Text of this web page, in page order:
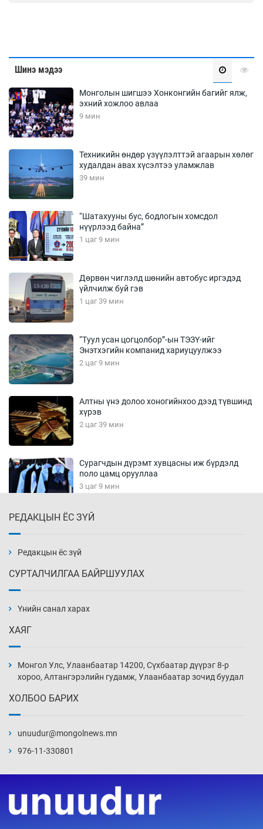
Шинэ мэдээ
Монголын шигшээ Хонконгийн багийг ялж,
эхний хожлоо авлаа
9 мин
Техникийн өндөр үзүүлэлттэй агаарын хөлөг
худалдан авах хүсэлтээ уламжлав
39 мин
“Шатахууны бус, бодлогын хомсдол
нүүрлээд байна”
1 цаг 9 мин
Дөрвөн чиглэлд шөнийн автобус иргэдэд
үйлчилж буй гэв
1 цаг 39 мин
“Туул усан цогцолбор”-ын ТЭЗҮ-ийг
Энэтхэгийн компанид хариуцуулжээ
2 цаг 9 мин
Алтны үнэ долоо хоногийнхоо дээд түвшинд
хүрэв
2 цаг 39 мин
Сурагчдын дүрэмт хувцасны иж бүрдэлд
поло цамц орууллаа
3 цаг 9 мин
3 цаг 39 мин
4 цаг 9 мин
4 цаг 39 мин
дарамтад оров
20 цаг 39 мин
РЕДАКЦЫН ЁС ЗҮЙ
Редакцын ёс зүй
СУРТАЛЧИЛГАА БАЙРШУУЛАХ
Үнийн санал харах
ХАЯГ
Монгол Улс, Улаанбаатар 14200, Сүхбаатар дүүрэг 8-р
хороо, Алтангэрэлийн гудамж, Улаанбаатар зочид буудал
ХОЛБОО БАРИХ
unuudur@mongolnews.mn
976-11-330801